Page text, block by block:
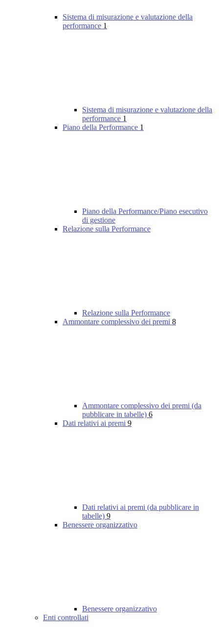
Sistema di misurazione e valutazione della
performance 1
Sistema di misurazione e valutazione della
performance 1
Piano della Performance 1
Piano della Performance/Piano esecutivo
di gestione
Relazione sulla Performance
Relazione sulla Performance
Ammontare complessivo dei premi 8
Ammontare complessivo dei premi (da
pubblicare in tabelle) 6
Dati relativi ai premi 9
Dati relativi ai premi (da pubblicare in
tabelle) 9
Benessere organizzativo
Benessere organizzativo
Enti controllati